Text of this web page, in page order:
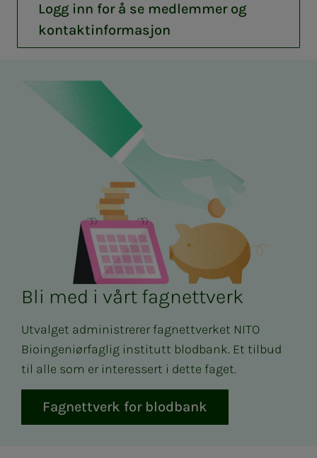
Logg inn for å se medlemmer og
kontaktinformasjon
Bli med i vårt fagnettverk
Utvalget administrerer fagnettverket NITO
Bioingeniørfaglig institutt blodbank. Et tilbud
til alle som er interessert i dette faget.
Fagnettverk for blodbank